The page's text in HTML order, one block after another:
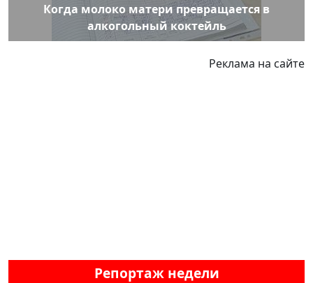
Когда молоко матери превращается в
алкогольный коктейль
Реклама на сайте
Репортаж недели